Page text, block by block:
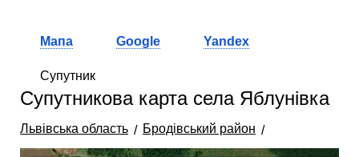
Мапа Google Yandex
Супутник
Супутникова карта села Яблунівка
Львівська область Бродівський район